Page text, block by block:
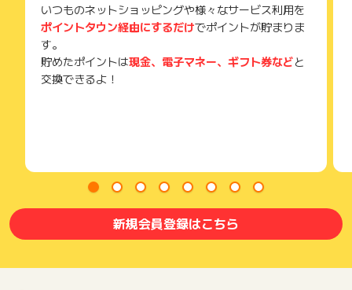
いつものネットショッピングや様々なサービス利用を
ポイントタウン経由にするだけでポイントが貯まりま
す。
貯めたポイントは現金、電子マネー、ギフト券などと
交換できるよ！
新規会員登録はこちら